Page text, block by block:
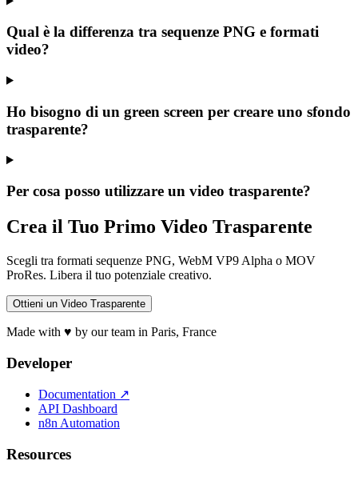
Qual è la differenza tra sequenze PNG e formati
video?
Ho bisogno di un green screen per creare uno sfondo
trasparente?
Per cosa posso utilizzare un video trasparente?
Crea il Tuo Primo Video Trasparente
Scegli tra formati sequenze PNG, WebM VP9 Alpha o MOV
ProRes. Libera il tuo potenziale creativo.
Ottieni un Video Trasparente
Made with ♥ by our team in Paris, France
Developer
Documentation ↗
API Dashboard
n8n Automation
Resources